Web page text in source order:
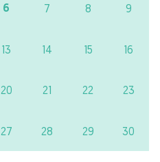
6 7 8 9
13 14 15 16
20 21 22 23
27 28 29 30